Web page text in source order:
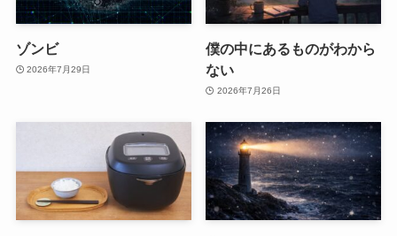
ゾンビ
2026年7月29日
僕の中にあるものがわから
ない
2026年7月26日